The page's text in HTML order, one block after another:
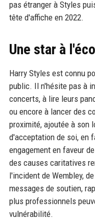
pas étranger à Styles
tête d'affiche en 2022.
Une star à
Harry Styles est connu
public. Il n'hésite pas à
concerts, à lire leurs
ou encore à lancer des
proximité, ajoutée à son
d'acceptation de soi, en
engagement en faveur
des causes caritatives
l'incident de Wembley,
messages de soutien,
plus professionnels
vulnérabilité.